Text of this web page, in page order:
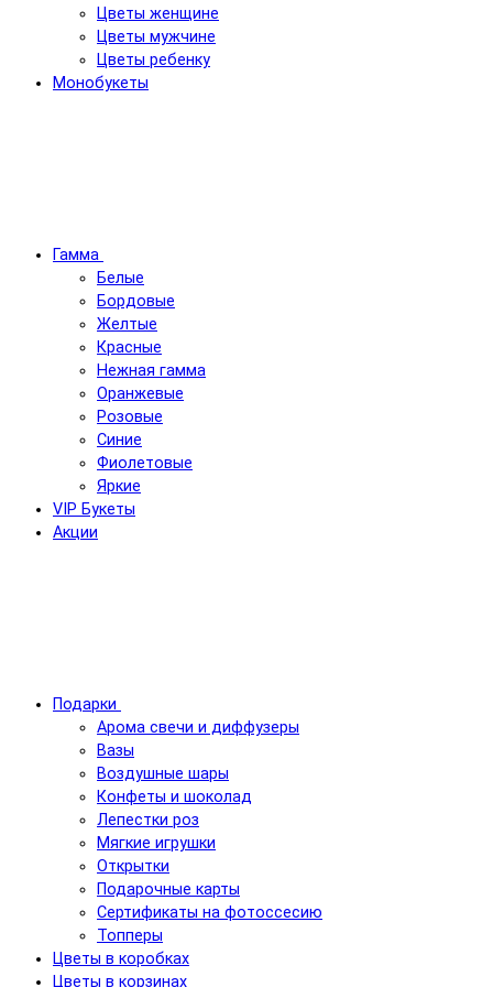
Цветы женщине
Цветы мужчине
Цветы ребенку
Монобукеты
Гамма
Белые
Бордовые
Желтые
Красные
Нежная гамма
Оранжевые
Розовые
Синие
Фиолетовые
Яркие
VIP Букеты
Акции
Подарки
Арома свечи и диффузеры
Вазы
Воздушные шары
Конфеты и шоколад
Лепестки роз
Мягкие игрушки
Открытки
Подарочные карты
Сертификаты на фотоссесию
Топперы
Цветы в коробках
Цветы в корзинах